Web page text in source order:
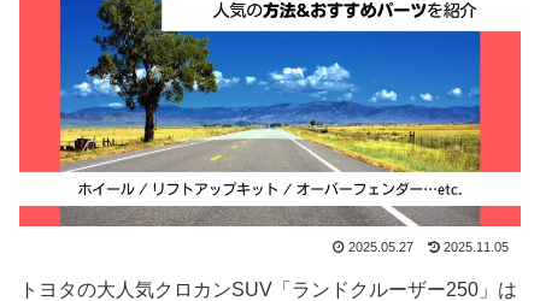
2025.05.27 2025.11.05
トヨタの大人気クロカンSUV「ランドクルーザー250」は